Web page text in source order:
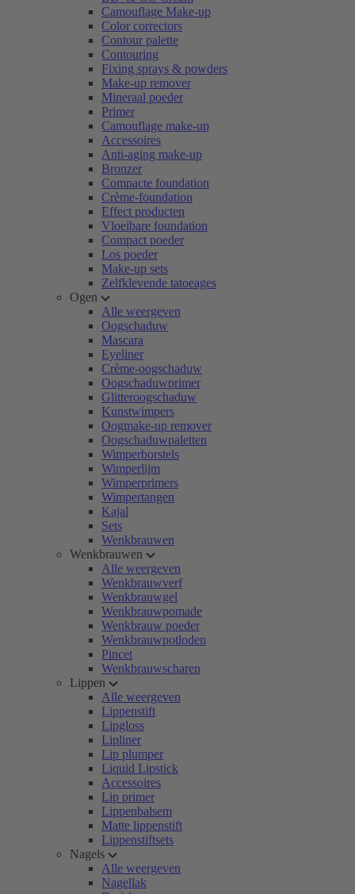
Camouflage Make-up
Color correctors
Contour palette
Contouring
Fixing sprays & powders
Make-up remover
Mineraal poeder
Primer
Camouflage make-up
Accessoires
Anti-aging make-up
Bronzer
Compacte foundation
Crème-foundation
Effect producten
Vloeibare foundation
Compact poeder
Los poeder
Make-up sets
Zelfklevende tatoeages
Ogen
Alle weergeven
Oogschaduw
Mascara
Eyeliner
Crème-oogschaduw
Oogschaduwprimer
Glitteroogschaduw
Kunstwimpers
Oogmake-up remover
Oogschaduwpaletten
Wimperborstels
Wimperlijm
Wimperprimers
Wimpertangen
Kajal
Sets
Wenkbrauwen
Wenkbrauwen
Alle weergeven
Wenkbrauwverf
Wenkbrauwgel
Wenkbrauwpomade
Wenkbrauw poeder
Wenkbrauwpotloden
Pincet
Wenkbrauwscharen
Lippen
Alle weergeven
Lippenstift
Lipgloss
Lipliner
Lip plumper
Liquid Lipstick
Accessoires
Lip primer
Lippenbalsem
Matte lippenstift
Lippenstiftsets
Nagels
Alle weergeven
Nagellak